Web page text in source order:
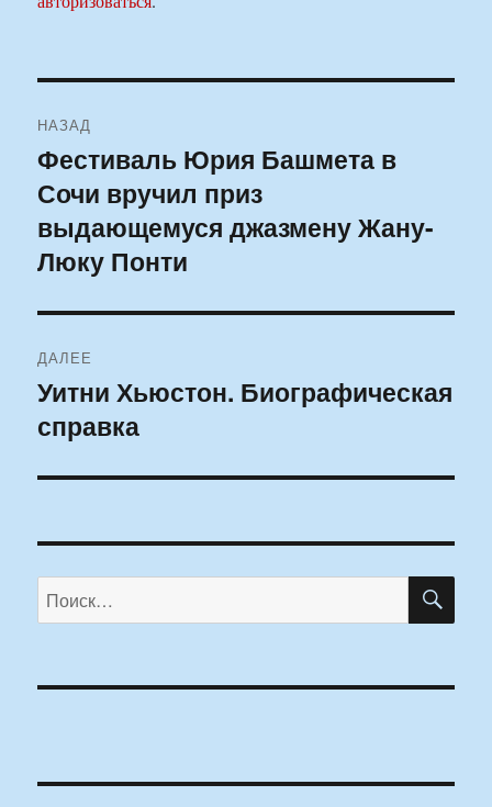
по
записям
НАЗАД
Предыдущая
запись:
Фестиваль Юрия Башмета в
Сочи вручил приз
выдающемуся джазмену Жану-
Люку Понти
ДАЛЕЕ
Следующая
запись:
Уитни Хьюстон. Биографическая
справка
Искать: